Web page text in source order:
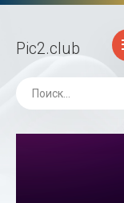
Pic2.club